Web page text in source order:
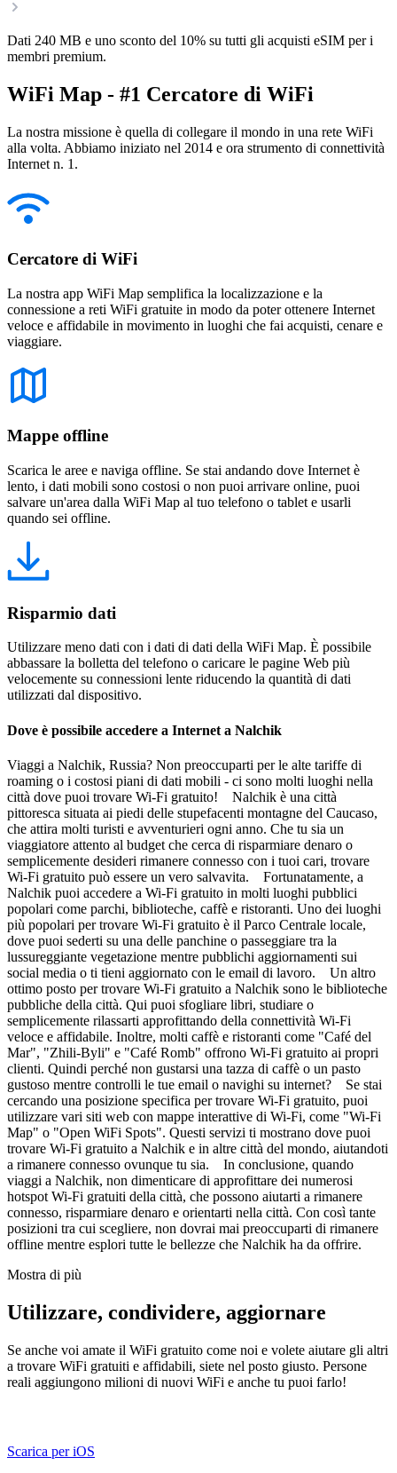
Dati 240 MB e uno sconto del 10% su tutti gli acquisti eSIM per i
membri premium.
WiFi Map - #1 Cercatore di WiFi
La nostra missione è quella di collegare il mondo in una rete WiFi
alla volta. Abbiamo iniziato nel 2014 e ora strumento di connettività
Internet n. 1.
Cercatore di WiFi
La nostra app WiFi Map semplifica la localizzazione e la
connessione a reti WiFi gratuite in modo da poter ottenere Internet
veloce e affidabile in movimento in luoghi che fai acquisti, cenare e
viaggiare.
Mappe offline
Scarica le aree e naviga offline. Se stai andando dove Internet è
lento, i dati mobili sono costosi o non puoi arrivare online, puoi
salvare un'area dalla WiFi Map al tuo telefono o tablet e usarli
quando sei offline.
Risparmio dati
Utilizzare meno dati con i dati di dati della WiFi Map. È possibile
abbassare la bolletta del telefono o caricare le pagine Web più
velocemente su connessioni lente riducendo la quantità di dati
utilizzati dal dispositivo.
Dove è possibile accedere a Internet a Nalchik
Viaggi a Nalchik, Russia? Non preoccuparti per le alte tariffe di
roaming o i costosi piani di dati mobili - ci sono molti luoghi nella
città dove puoi trovare Wi-Fi gratuito! Nalchik è una città
pittoresca situata ai piedi delle stupefacenti montagne del Caucaso,
che attira molti turisti e avventurieri ogni anno. Che tu sia un
viaggiatore attento al budget che cerca di risparmiare denaro o
semplicemente desideri rimanere connesso con i tuoi cari, trovare
Wi-Fi gratuito può essere un vero salvavita. Fortunatamente, a
Nalchik puoi accedere a Wi-Fi gratuito in molti luoghi pubblici
popolari come parchi, biblioteche, caffè e ristoranti. Uno dei luoghi
più popolari per trovare Wi-Fi gratuito è il Parco Centrale locale,
dove puoi sederti su una delle panchine o passeggiare tra la
lussureggiante vegetazione mentre pubblichi aggiornamenti sui
social media o ti tieni aggiornato con le email di lavoro. Un altro
ottimo posto per trovare Wi-Fi gratuito a Nalchik sono le biblioteche
pubbliche della città. Qui puoi sfogliare libri, studiare o
semplicemente rilassarti approfittando della connettività Wi-Fi
veloce e affidabile. Inoltre, molti caffè e ristoranti come "Café del
Mar", "Zhili-Byli" e "Café Romb" offrono Wi-Fi gratuito ai propri
clienti. Quindi perché non gustarsi una tazza di caffè o un pasto
gustoso mentre controlli le tue email o navighi su internet? Se stai
cercando una posizione specifica per trovare Wi-Fi gratuito, puoi
utilizzare vari siti web con mappe interattive di Wi-Fi, come "Wi-Fi
Map" o "Open WiFi Spots". Questi servizi ti mostrano dove puoi
trovare Wi-Fi gratuito a Nalchik e in altre città del mondo, aiutandoti
a rimanere connesso ovunque tu sia. In conclusione, quando
viaggi a Nalchik, non dimenticare di approfittare dei numerosi
hotspot Wi-Fi gratuiti della città, che possono aiutarti a rimanere
connesso, risparmiare denaro e orientarti nella città. Con così tante
posizioni tra cui scegliere, non dovrai mai preoccuparti di rimanere
offline mentre esplori tutte le bellezze che Nalchik ha da offrire.
Mostra di più
Utilizzare, condividere, aggiornare
Se anche voi amate il WiFi gratuito come noi e volete aiutare gli altri
a trovare WiFi gratuiti e affidabili, siete nel posto giusto. Persone
reali aggiungono milioni di nuovi WiFi e anche tu puoi farlo!
Scarica per iOS